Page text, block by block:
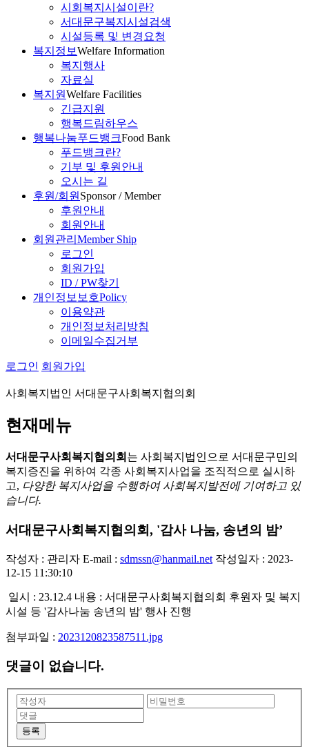
시회복지시설이란?
서대문구복지시설검색
시설등록 및 변경요청
복지정보Welfare Information
복지행사
자료실
복지원Welfare Facilities
긴급지원
행복드림하우스
행복나눔푸드뱅크Food Bank
푸드뱅크란?
기부 및 후원안내
오시는 길
후원/회원 Sponsor / Member
후원안내
회원안내
회원관리 Member Ship
로그인
회원가입
ID / PW찾기
개인정보보호Policy
이용약관
개인정보처리방침
이메일수집거부
로그인 회원가입
사회복지법인 서대문구사회복지협의회
현재메뉴
서대문구사회복지협의회 는 사회복지법인으로 서대문구민의
복지증진을 위하여 각종 사회복지사업을 조직적으로 실시하
고, 다양한 복지사업을 수행하여 사회복지발전에 기여하고 있
습니다.
서대문구사회복지협의회, '감사 나눔, 송년의 밤’
작성자 : 관리자 E-mail : sdmssn@hanmail.net 작성일자 : 2023-
12-15 11:30:10
일시 : 23.12.4 내용 : 서대문구사회복지협의회 후원자 및 복지
시설 등 '감사나눔 송년의 밤' 행사 진행
첨부파일 : 2023120823587511.jpg
댓글이 없습니다.
등록